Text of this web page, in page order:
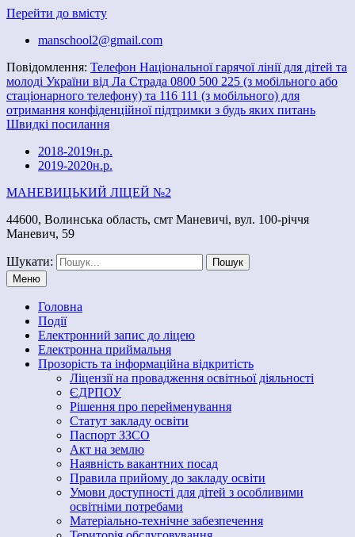
Перейти до вмісту
manschool2@gmail.com
Повідомлення: Телефон Національної гарячої лінії для дітей та
молоді України від Ла Страда 0800 500 225 (з мобільного або
стаціонарного телефону) та 116 111 (з мобільного) для
отримання конфіденційної підтримки з будь яких питань
Швидкі посилання
2018-2019н.р.
2019-2020н.р.
МАНЕВИЦЬКИЙ ЛІЦЕЙ №2
44600, Волинська область, смт Маневичі, вул. 100-річчя
Маневич, 59
Шукати:
Меню
Головна
Події
Електронний запис до ліцею
Електронна приймальня
Прозорість та інформаційна відкритість
Ліцензії на провадження освітньої діяльності
ЄДРПОУ
Рішення про перейменування
Статут закладу освіти
Паспорт ЗЗСО
Акт на землю
Наявність вакантних посад
Правила прийому до закладу освіти
Умови доступності для дітей з особливими
освітніми потребами
Матеріально-технічне забезпечення